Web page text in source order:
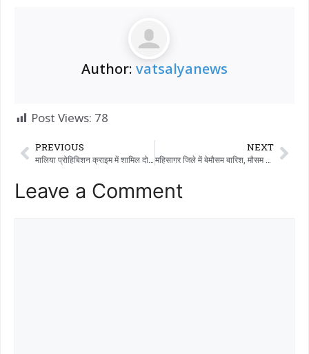
Author: vatsalyanews
Post Views: 78
PREVIOUS
मालिया प्रोहिबिशन क्राइम में शामिल दो लोगों को कस्टडी में भेजा गया
NEXT
महिसागर जिले में बेमौसम बारिश, मौसम बदला
Leave a Comment